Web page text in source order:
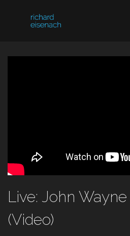
Live: John
(Video)